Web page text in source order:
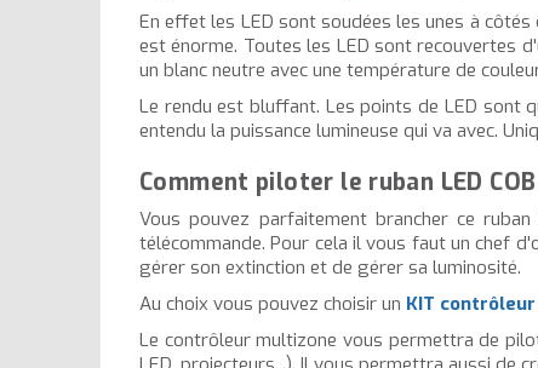
En effet les LED sont soudées les unes à
est énorme. Toutes les LED sont recouvertes
un blanc neutre avec une température de
Le rendu est bluffant. Les points de LED sont
entendu la puissance lumineuse qui va avec.
Comment piloter le ruban LED
Vous pouvez parfaitement brancher ce
télécommande. Pour cela il vous faut un chef
gérer son extinction et de gérer sa luminosité.
Au choix vous pouvez choisir un KIT contrôleur
Le contrôleur multizone vous permettra de